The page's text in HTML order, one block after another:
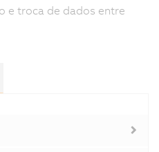
e troca de dados entre